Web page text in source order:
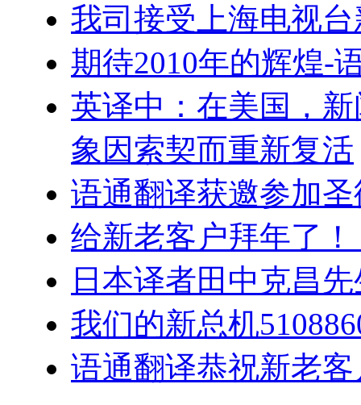
我司接受上海电视
期待2010年的辉煌-
英译中：在美国，
象因索契而重新复活
语通翻译获邀参加
给新老客户拜年了
日本译者田中克昌
我们的新总机
语通翻译恭祝新老